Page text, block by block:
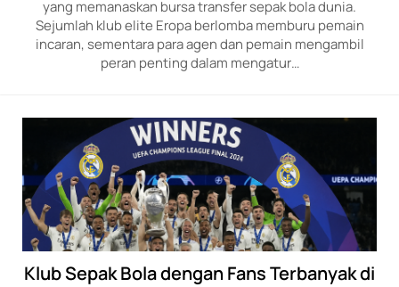
yang memanaskan bursa transfer sepak bola dunia.
Sejumlah klub elite Eropa berlomba memburu pemain
incaran, sementara para agen dan pemain mengambil
peran penting dalam mengatur…
Klub Sepak Bola dengan Fans Terbanyak di